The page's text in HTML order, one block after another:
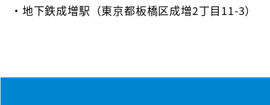
・地下鉄成増駅（東京都板橋区成増2丁目11-3）